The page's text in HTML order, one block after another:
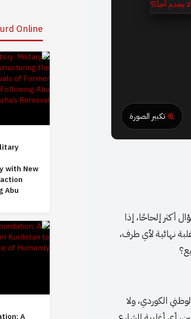
تكبير الصورة
أكثر إلحاحًا، إذا
نهائية لأي طرف،
الكوردي، ولا
Online
with New
Abu
A